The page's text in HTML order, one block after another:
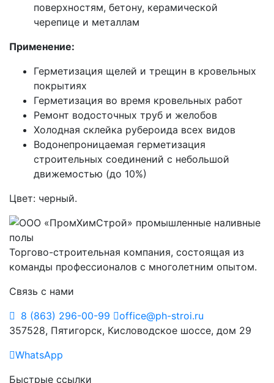
поверхностям, бетону, керамической
черепице и металлам
Применение:
Герметизация щелей и трещин в кровельных
покрытиях
Герметизация во время кровельных работ
Ремонт водосточных труб и желобов
Холодная склейка рубероида всех видов
Водонепроницаемая герметизация
строительных соединений с небольшой
движемостью (до 10%)
Цвет: черный.
Торгово-строительная компания, состоящая из
команды профессионалов с многолетним опытом.
Связь с нами
8 (863) 296-00-99
office@ph-stroi.ru
357528, Пятигорск, Кисловодское шоссе, дом 29
WhatsApp
Быстрые ссылки